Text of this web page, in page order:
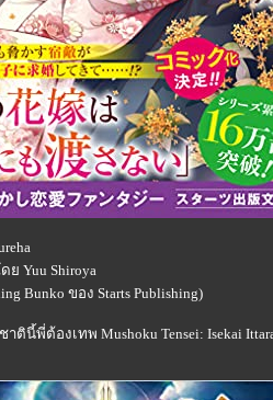
ย Yuu Shiroya
Bunko ของ Starts Publishing)
าตินี้พี่ต้องเทพ Mushoku Tensei: Isekai